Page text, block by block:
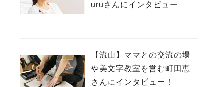
uruさんにインタビュー
【流山】ママとの交流の場
や美文字教室を営む町田恵
さんにインタビュー！